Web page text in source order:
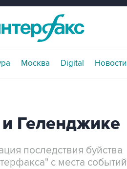
Москва Digital Новости
Геленджике
последствия буйства
с места событий